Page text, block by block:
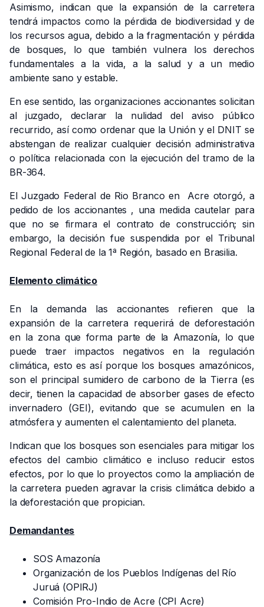
Asimismo, indican que la expansión de la carretera
tendrá impactos como la pérdida de biodiversidad y de
los recursos agua, debido a la fragmentación y pérdida
de bosques, lo que también vulnera los derechos
fundamentales a la vida, a la salud y a un medio
ambiente sano y estable.
En ese sentido, las organizaciones accionantes solicitan
al juzgado, declarar la nulidad del aviso público
recurrido, así como ordenar que la Unión y el DNIT se
abstengan de realizar cualquier decisión administrativa
o política relacionada con la ejecución del tramo de la
BR-364.
El Juzgado Federal de Rio Branco en Acre otorgó, a
pedido de los accionantes , una medida cautelar para
que no se firmara el contrato de construcción; sin
embargo, la decisión fue suspendida por el Tribunal
Regional Federal de la 1ª Región, basado en Brasilia.
Elemento climático
En la demanda las accionantes refieren que la
expansión de la carretera requerirá de deforestación
en la zona que forma parte de la Amazonía, lo que
puede traer impactos negativos en la regulación
climática, esto es así porque los bosques amazónicos,
son el principal sumidero de carbono de la Tierra (es
decir, tienen la capacidad de absorber gases de efecto
invernadero (GEI), evitando que se acumulen en la
atmósfera y aumenten el calentamiento del planeta.
Indican que los bosques son esenciales para mitigar los
efectos del cambio climático e incluso reducir estos
efectos, por lo que lo proyectos como la ampliación de
la carretera pueden agravar la crisis climática debido a
la deforestación que propician.
Demandantes
SOS Amazonía
Organización de los Pueblos Indígenas del Río
Juruá (OPIRJ)
Comisión Pro-Indio de Acre (CPI Acre)